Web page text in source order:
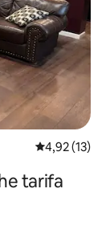
Vlerësimi
4,92 (13)
tarifa